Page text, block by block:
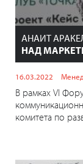
АНАИТ
НАД
16.03.2022
В рамках VI
комитета по